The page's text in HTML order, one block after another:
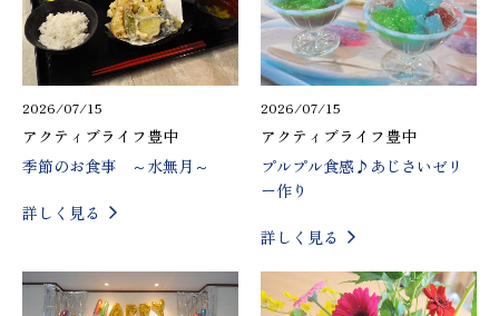
2026/07/15
アクティブライフ豊中
季節のお食事 ～水無月～
詳しく見る
2026/07/15
アクティブライフ豊中
プルプル食感♪あじさいゼリ
ー作り
詳しく見る